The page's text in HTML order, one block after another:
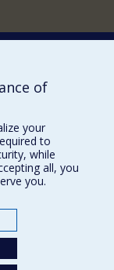
of
your
to
while
all, you
you.